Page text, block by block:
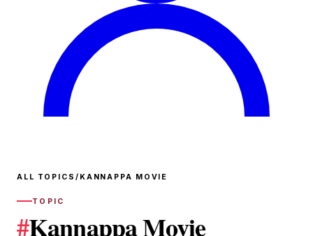
ALL TOPICS / KANNAPPA MOVIE
TOPIC
#Kannappa Movie